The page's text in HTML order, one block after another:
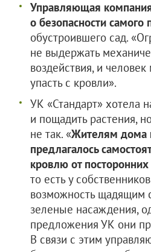
Управляющая компания
о безопасности самого
обустроившего сад.
не выдержать
воздействия, и
упасть с кровли».
УК «Стандарт» хотела
и пощадить растения,
не так. «Жителям дома
предлагалось
кровлю от
то есть у
возможность щадящим
зеленые насаждения,
предложения УК они
В связи с этим